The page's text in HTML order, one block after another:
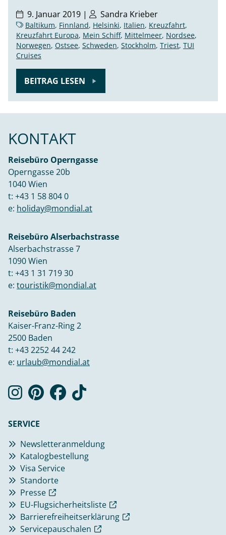
9. Januar 2019 |
Sandra Krieber
Baltikum, Finnland, Helsinki, Italien, Kreuzfahrt,
Kreuzfahrt Europa, Mein Schiff, Mittelmeer, Nordsee,
Norwegen, Ostsee, Schweden, Stockholm, Triest, TUI
Cruises
BEITRAG LESEN
KONTAKT
Reisebüro Operngasse
Operngasse 20b
1040 Wien
t: +43 1 58 804 0
e: holiday@mondial.at
Reisebüro Alserbachstrasse
Alserbachstrasse 7
1090 Wien
t: +43 1 31 719 30
e: touristik@mondial.at
Reisebüro Baden
Kaiser-Franz-Ring 2
2500 Baden
t: +43 2252 44 242
e: urlaub@mondial.at
SERVICE
Newsletteranmeldung
Katalogbestellung
Visa Service
Standorte
Presse
EU-Flugsicherheitsliste
Barrierefreiheitserklärung
Servicepauschalen